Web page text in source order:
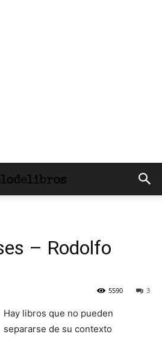
– Rodolfo
3
5590
Hay libros que no pueden
separarse de su contexto